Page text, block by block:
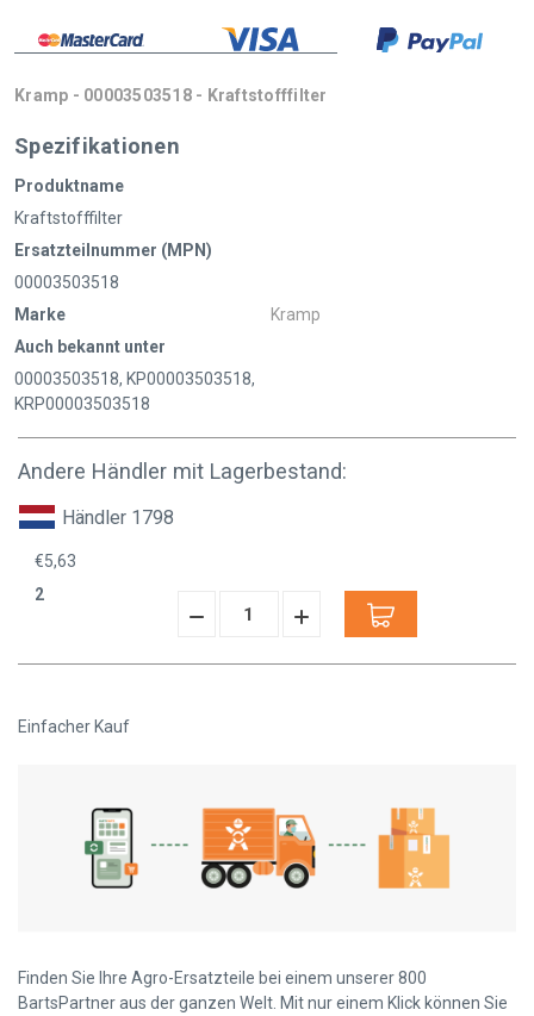
Kramp - 00003503518 - Kraftstofffilter
Spezifikationen
Produktname
Kraftstofffilter
Ersatzteilnummer (MPN)
00003503518
Marke
Kramp
Auch bekannt unter
00003503518, KP00003503518,
KRP00003503518
Andere Händler mit Lagerbestand:
Händler 1798
€5,63
2
Menge
verringern:
Menge
erhöhen:
Einfacher Kauf
Finden Sie Ihre Agro-Ersatzteile bei einem unserer 800
BartsPartner aus der ganzen Welt. Mit nur einem Klick können Sie